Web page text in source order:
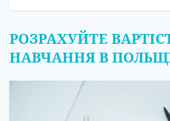
РОЗРАХУЙТЕ
НАВЧАННЯ В